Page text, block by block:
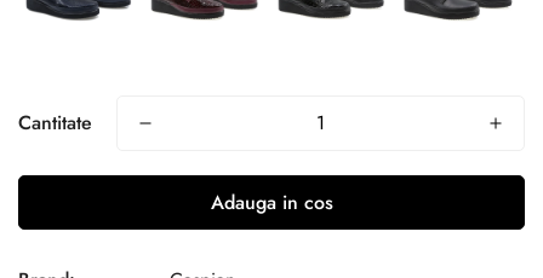
Cantitate
Adauga in cos